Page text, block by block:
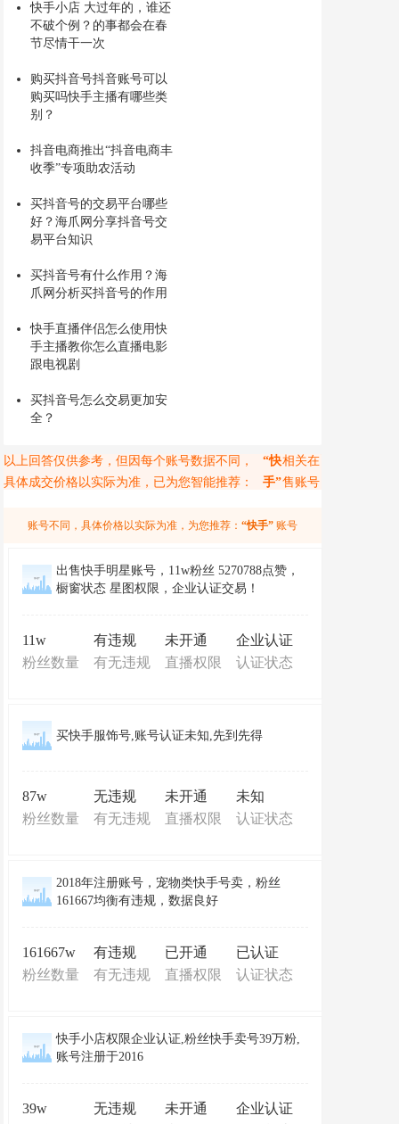
快手小店 大过年的，谁还
不破个例？的事都会在春
节尽情干一次
购买抖音号抖音账号可以
购买吗快手主播有哪些类
别？
抖音电商推出“抖音电商丰
收季”专项助农活动
买抖音号的交易平台哪些
好？海爪网分享抖音号交
易平台知识
买抖音号有什么作用？海
爪网分析买抖音号的作用
快手直播伴侣怎么使用快
手主播教你怎么直播电影
跟电视剧
买抖音号怎么交易更加安
全？
以上回答仅供参考，但因每个账号数据不同，
具体成交价格以实际为准，已为您智能推荐：
“快
手”
相关在
售账号
账号不同，具体价格以实际为准，为您推荐： “快手” 账号
出售快手明星账号，11w粉丝 5270788点赞，
橱窗状态 星图权限，企业认证交易！
11w 有违规 未开通
企业认证
粉丝数量
有无违规 直播权限 认证状态
买快手服饰号,账号认证未知,先到先得
87w 无违规 未开通
未知
粉丝数量
有无违规 直播权限 认证状态
2018年注册账号，宠物类快手号卖，粉丝
161667均衡有违规，数据良好
161667w 有违规 已开通
已认证
粉丝数量
有无违规 直播权限 认证状态
快手小店权限企业认证,粉丝快手卖号39万粉,
账号注册于2016
39w 无违规 未开通
企业认证